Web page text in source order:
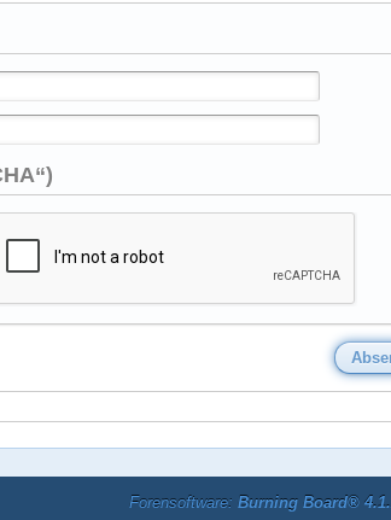
Forensoftware: Burning Board®